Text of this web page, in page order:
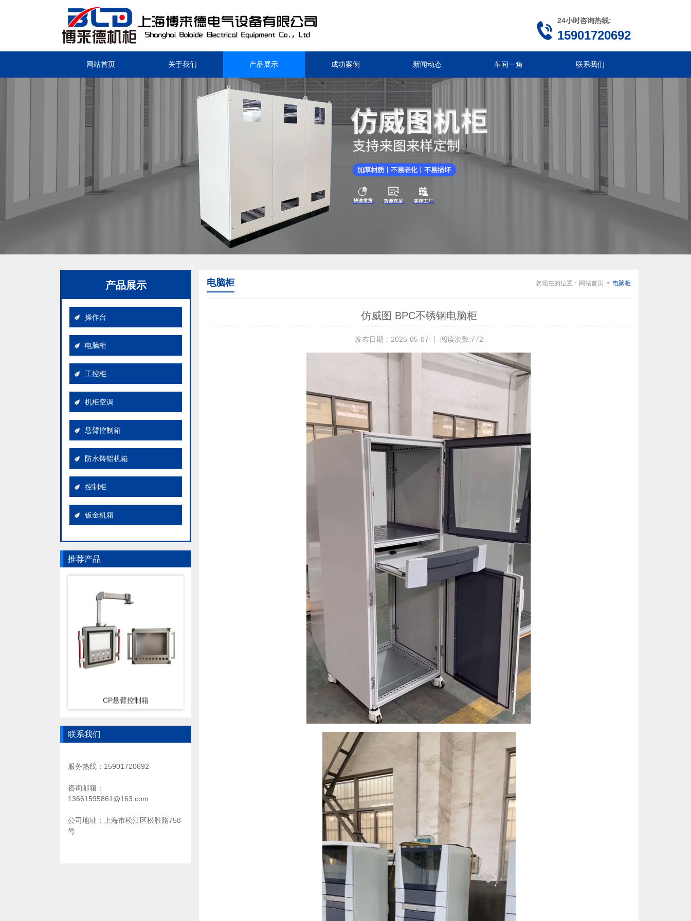
24小时咨询热线:
15901720692
网站首页 关于我们 产品展示 成功案例 新闻动态 车间一角 联系我们
产品展示
操作台
电脑柜
工控柜
机柜空调
悬臂控制箱
防水铸铝机箱
控制柜
钣金机箱
推荐产品
操作台
AK立式控制箱
CP悬臂控制箱
联系我们
服务热线：15901720692
咨询邮箱：
13661595861@163.com
公司地址：上海市松江区松胜路758
号
电脑柜 您现在的位置： 网站首页 电脑柜
仿威图 BPC不锈钢电脑柜
发布日期：2025-05-07 丨 阅读次数:772